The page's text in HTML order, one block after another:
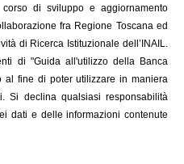
di sviluppo e aggiornamento
fra Regione Toscana ed
di Ricerca Istituzionale dell’INAIL.
di "Guida all'utilizzo della Banca
al fine di poter utilizzare in maniera
Si declina qualsiasi responsabilità
dati e delle informazioni contenute